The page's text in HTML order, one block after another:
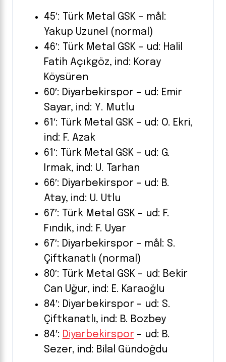
45′: Türk Metal GSK – mål:
Yakup Uzunel (normal)
46′: Türk Metal GSK – ud: Halil
Fatih Açıkgöz, ind: Koray
Köysüren
60′: Diyarbekirspor – ud: Emir
Sayar, ind: Y. Mutlu
61′: Türk Metal GSK – ud: O. Ekri,
ind: F. Azak
61′: Türk Metal GSK – ud: G.
Irmak, ind: U. Tarhan
66′: Diyarbekirspor – ud: B.
Atay, ind: U. Utlu
67′: Türk Metal GSK – ud: F.
Fındık, ind: F. Uyar
67′: Diyarbekirspor – mål: S.
Çiftkanatlı (normal)
80′: Türk Metal GSK – ud: Bekir
Can Uğur, ind: E. Karaoğlu
84′: Diyarbekirspor – ud: S.
Çiftkanatlı, ind: B. Bozbey
84′: Diyarbekirspor – ud: B.
Sezer, ind: Bilal Gündoğdu